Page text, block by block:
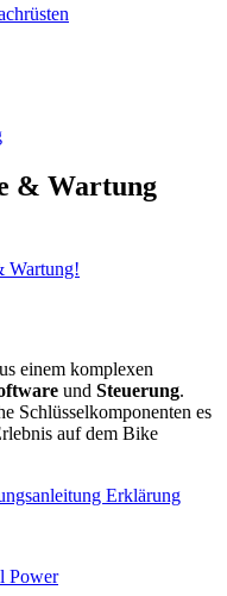
& Wartung
Wartung!
einem komplexen
und Steuerung.
Schlüsselkomponenten es
auf dem Bike
Erklärung
Power